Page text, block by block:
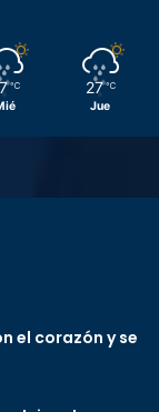
℃ 27 ℃
Jue
el corazón y se